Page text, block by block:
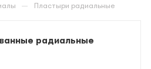
— Пластыри радиальные
радиальные